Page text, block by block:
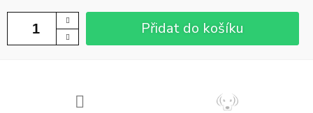
Přidat do košíku